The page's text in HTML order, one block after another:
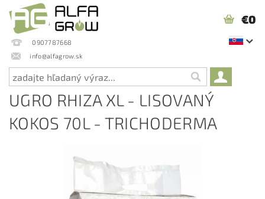
0907787668
info@alfagrow.sk
€0
UGRO RHIZA XL - LISOVANÝ
KOKOS 70L - TRICHODERMA